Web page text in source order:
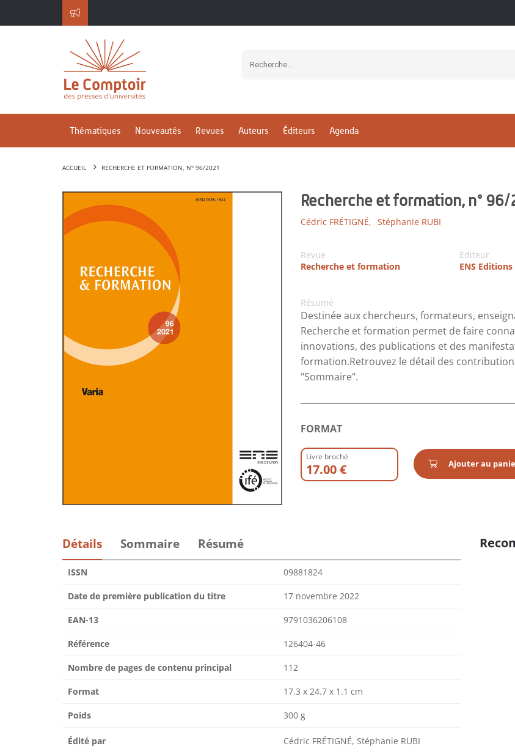
Thématiques Nouveautés Revues Auteurs Éditeurs Agenda
ACCUEIL RECHERCHE ET FORMATION, N° 96/2021
Recherche et formation, n°
Cédric FRÉTIGNÉ, Stéphanie RUBI
Revue
Recherche et formation
Editeur
ENS Editions
Résumé
Destinée aux chercheurs, formateurs,
Recherche et formation permet de faire
innovations, des publications et des
formation.Retrouvez le détail des
"Sommaire".
FORMAT
Livre broché
17.00 € Ajouter au
Détails Sommaire Résumé
ISSN 09881824
Date de première publication du titre 17 novembre 2022
EAN-13 9791036206108
Référence 126404-46
Nombre de pages de contenu principal 112
Format 17.3 x 24.7 x 1.1 cm
Poids 300 g
Édité par Cédric FRÉTIGNÉ, Stéphanie RUBI